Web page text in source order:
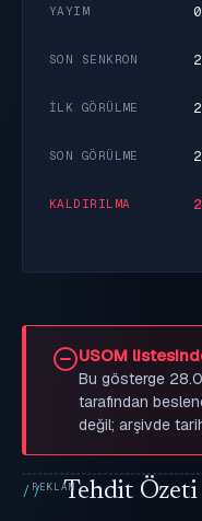
YAYIM
SON SENKRON
İLK GÖRÜLME
SON GÖRÜLME
KALDIRILMA
USOM
Bu gösterge
tarafından
değil; arşivde
Tehdit Özeti